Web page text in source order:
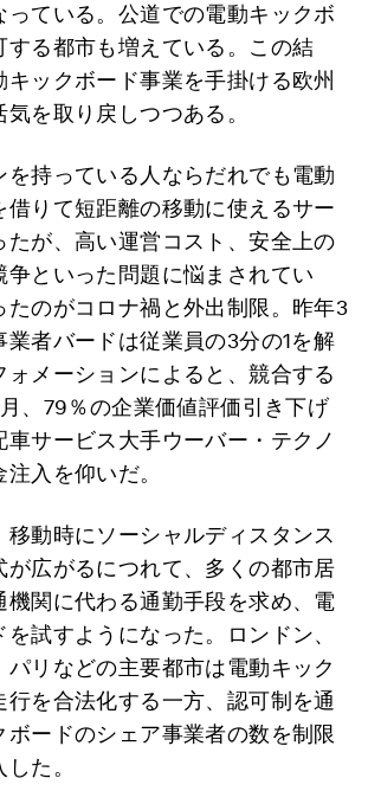
っている。公道での電動キックボ
する都市も増えている。この結
ックボード事業を手掛ける欧州
を取り戻しつつある。
を持っている人ならだれでも電動
借りて短距離の移動に使えるサー
たが、高い運営コスト、安全上の
争といった問題に悩まされてい
たのがコロナ禍と外出制限。昨年3
業者バードは従業員の3分の1を解
ォメーションによると、競合する
、79％の企業価値評価引き下げ
車サービス大手ウーバー・テクノ
入を仰いだ。
移動時にソーシャルディスタンス
が広がるにつれて、多くの都市居
機関に代わる通勤手段を求め、電
試すようになった。ロンドン、
パリなどの主要都市は電動キック
行を合法化する一方、認可制を通
ボードのシェア事業者の数を制限
た。